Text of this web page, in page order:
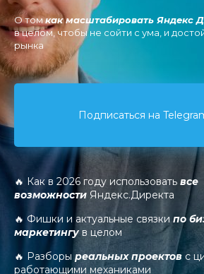
О томкак масштабировать Яндекс
в целом, чтобы не сойти с ума, и
рынка
Подписаться на
🔥 Как в 2026 году использовать все
возможности Яндекс.Директа
🔥 Фишки и актуальные связки по
маркетингув целом
🔥 Разборы реальных проектов с
работающими механиками